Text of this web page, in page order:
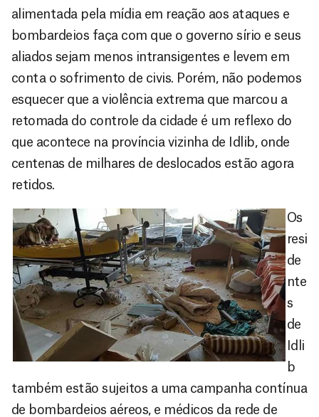
alimentada pela mídia em reação aos ataques e
bombardeios faça com que o governo sírio e seus
aliados sejam menos intransigentes e levem em
conta o sofrimento de civis. Porém, não podemos
esquecer que a violência extrema que marcou a
retomada do controle da cidade é um reflexo do
que acontece na província vizinha de Idlib, onde
centenas de milhares de deslocados estão agora
retidos.
Os
resi
de
nte
s
de
Idli
b
também estão sujeitos a uma campanha contínua
de bombardeios aéreos, e médicos da rede de